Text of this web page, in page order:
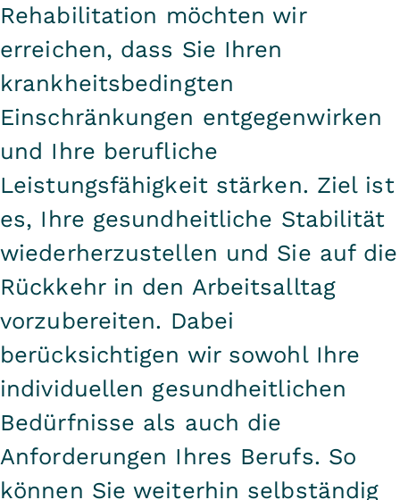
Rehabilitation möchten wir
erreichen, dass Sie Ihren
krankheitsbedingten
Einschränkungen entgegenwirken
und Ihre berufliche
Leistungsfähigkeit stärken. Ziel ist
es, Ihre gesundheitliche Stabilität
wiederherzustellen und Sie auf die
Rückkehr in den Arbeitsalltag
vorzubereiten. Dabei
berücksichtigen wir sowohl Ihre
individuellen gesundheitlichen
Bedürfnisse als auch die
Anforderungen Ihres Berufs. So
können Sie weiterhin selbständig